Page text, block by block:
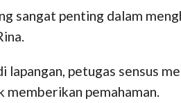
sangat penting dalam
lapangan, petugas sensus
pemahaman.